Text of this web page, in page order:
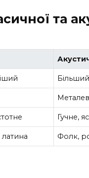
та
Гучне,
Фолк,